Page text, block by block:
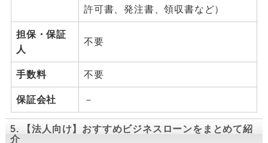
許可書、発注書、領収書など）
担保・保証
人
不要
手数料 不要
保証会社 －
5. 【法人向け】おすすめビジネスローンをまとめて紹
介